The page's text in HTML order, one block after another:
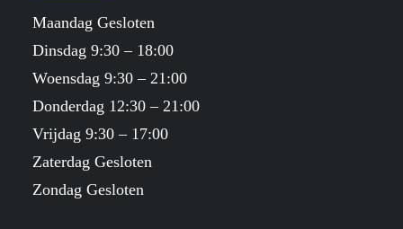
Maandag Gesloten
Dinsdag 9:30 – 18:00
Woensdag 9:30 – 21:00
Donderdag 12:30 – 21:00
Vrijdag 9:30 – 17:00
Zaterdag Gesloten
Zondag Gesloten